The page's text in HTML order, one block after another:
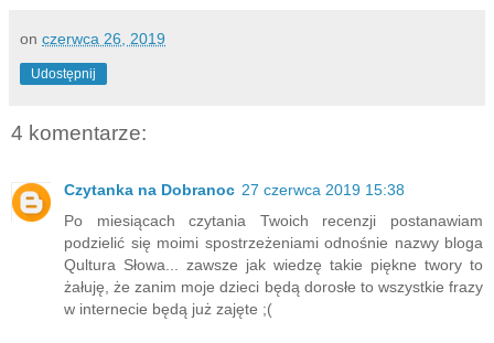
on czerwca 26, 2019
Udostępnij
4 komentarze:
Czytanka na Dobranoc 27 czerwca 2019 15:38
Po miesiącach czytania Twoich recenzji postanawiam
podzielić się moimi spostrzeżeniami odnośnie nazwy bloga
Qultura Słowa... zawsze jak wiedzę takie piękne twory to
żałuję, że zanim moje dzieci będą dorosłe to wszystkie frazy
w internecie będą już zajęte ;(